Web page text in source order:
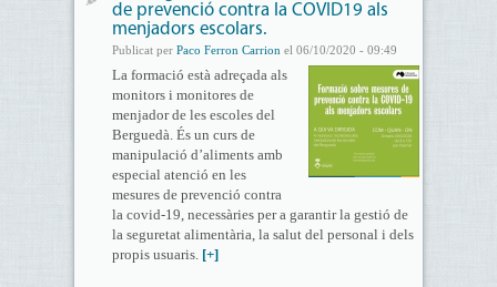
de prevenció contra la COVID19 als
menjadors escolars.
Publicat per Paco Ferron Carrion el 06/10/2020 - 09:49
La formació està adreçada als
monitors i monitores de
menjador de les escoles del
Berguedà. És un curs de
manipulació d’aliments amb
especial atenció en les
mesures de prevenció contra
la covid-19, necessàries per a garantir la gestió de
la seguretat alimentària, la salut del personal i dels
propis usuaris.[+]